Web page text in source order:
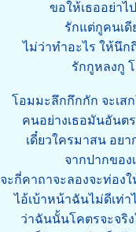
ขอให้เธออย่าไ
รักแต่กูคนเดี
ไม่ว่าทำอะไร ให้นึก
รักกูหลงกู
โอมมะลึกกึกกัก จะเส
คนอย่างเธอมันอันต
เดี๋ยวใครมาสน อย
จากปากของ
จะกี่คาถาจะลองจะท่อง
ไอ้เบ้าหน้าฉันไม่ดีเท่
ว่าฉันนั้นโคตรจะจริง